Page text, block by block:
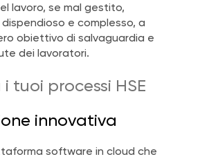
lavoro, se mal gestito,
e complesso, a
obiettivo di salvaguardia e
dei lavoratori.
tuoi processi HSE
innovativa
software in cloud che